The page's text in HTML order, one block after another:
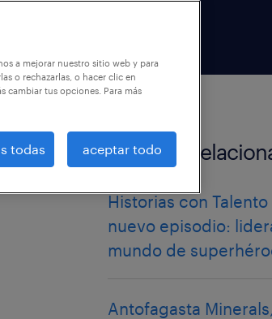
artículos
Historias con
nuevo episodio:
mundo de
Antofagasta
a mejorar nuestro sitio web y para
o rechazarlas, o hacer clic en
cambiar tus opciones. Para más
todas aceptar todo